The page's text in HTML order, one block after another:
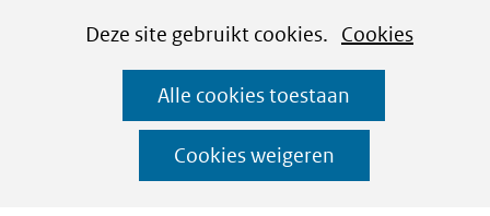
CookiesDeze site gebruikt cookies. Cookies
Alle cookies toestaan
Cookies weigeren
Ga
naar
de
inhoud